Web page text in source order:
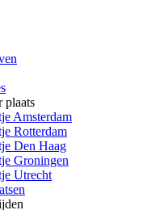
plaats
Amsterdam
Rotterdam
Den Haag
Groningen
Utrecht